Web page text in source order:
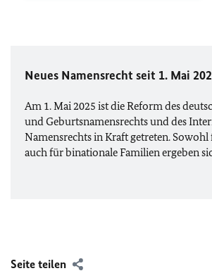
Neues Namensrecht seit 1. Mai
Am 1. Mai 2025 ist die Reform des
und Geburtsnamensrechts und des
Namensrechts in Kraft getreten. Sowohl
auch für binationale Familien ergeben
Seite teilen